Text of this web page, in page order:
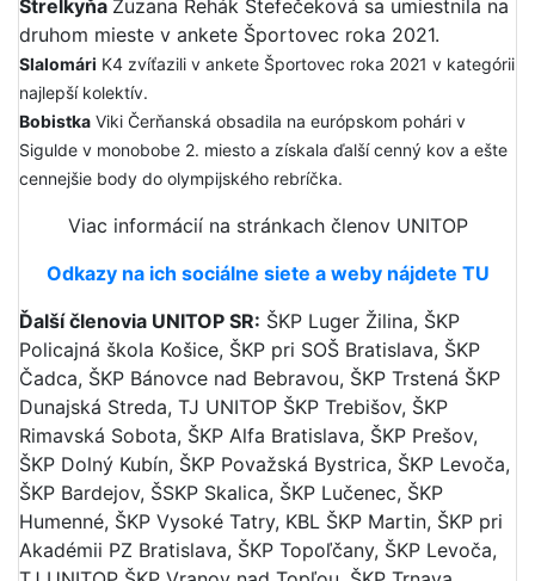
Strelkyňa Zuzana Rehák Štefečeková sa umiestnila na
druhom mieste v ankete Športovec roka 2021.
Slalomári K4 zvíťazili v ankete Športovec roka 2021 v kategórii
najlepší kolektív.
Bobistka Viki Čerňanská obsadila na európskom pohári v
Sigulde v monobobe 2. miesto a získala ďalší cenný kov a ešte
cennejšie body do olympijského rebríčka.
Viac informácií na stránkach členov UNITOP
Odkazy na ich sociálne siete a weby nájdete TU
Ďalší členovia UNITOP SR: ŠKP Luger Žilina, ŠKP
Policajná škola Košice, ŠKP pri SOŠ Bratislava, ŠKP
Čadca, ŠKP Bánovce nad Bebravou, ŠKP Trstená ŠKP
Dunajská Streda, TJ UNITOP ŠKP Trebišov, ŠKP
Rimavská Sobota, ŠKP Alfa Bratislava, ŠKP Prešov,
ŠKP Dolný Kubín, ŠKP Považská Bystrica, ŠKP Levoča,
ŠKP Bardejov, ŠSKP Skalica, ŠKP Lučenec, ŠKP
Humenné, ŠKP Vysoké Tatry, KBL ŠKP Martin, ŠKP pri
Akadémii PZ Bratislava, ŠKP Topoľčany, ŠKP Levoča,